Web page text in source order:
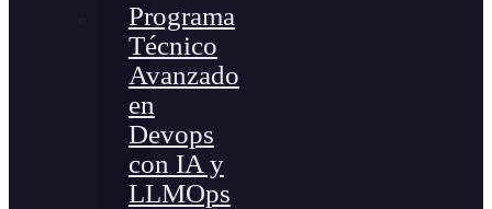
Programa
Técnico
Avanzado
en
Devops
con IA y
LLMOps